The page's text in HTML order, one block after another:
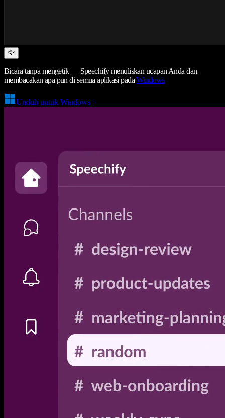
Bicara tanpa mengetik — Speechify menuliskan ucapan Anda dan
membacakan apa pun di semua aplikasi padaWindows
Unduh untuk Windows